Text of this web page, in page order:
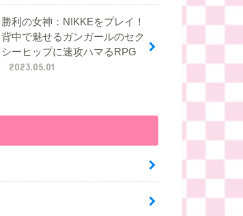
勝利の女神：NIKKEをプレイ！
背中で魅せるガンガールのセク
シーヒップに速攻ハマるRPG
2023.05.01